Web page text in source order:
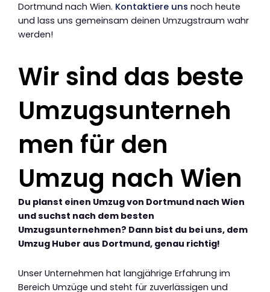
Dortmund nach Wien. Kontaktiere uns noch heute
und lass uns gemeinsam deinen Umzugstraum wahr
werden!
Wir sind das beste
Umzugsunterneh
men für den
Umzug nach Wien
Du planst einen Umzug von Dortmund nach Wien
und suchst nach dem besten
Umzugsunternehmen? Dann bist du bei uns, dem
Umzug Huber aus Dortmund, genau richtig!
Unser Unternehmen hat langjährige Erfahrung im
Bereich Umzüge und steht für zuverlässigen und